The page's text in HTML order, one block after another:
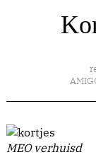
MEO verhuisd